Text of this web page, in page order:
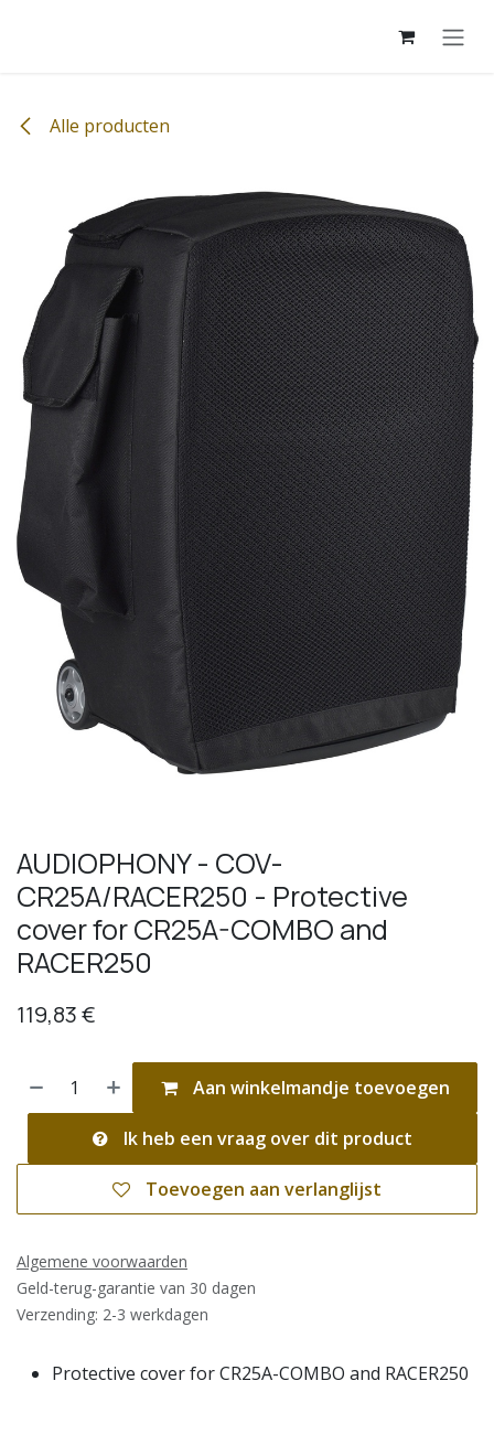
Alle producten
AUDIOPHONY - COV-
CR25A/RACER250 - Protective
cover for CR25A-COMBO and
RACER250
119,83€
Aan winkelmandje toevoegen
Ik heb een vraag over dit product
Toevoegen aan verlanglijst
Algemene voorwaarden
Geld-terug-garantie van 30 dagen
Verzending: 2-3 werkdagen
Protective cover for CR25A-COMBO and RACER250